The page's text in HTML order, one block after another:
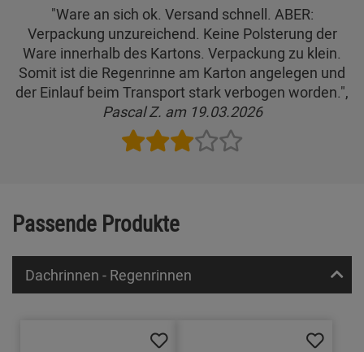
"Ware an sich ok. Versand schnell. ABER:
Verpackung unzureichend. Keine Polsterung der
Ware innerhalb des Kartons. Verpackung zu klein.
Somit ist die Regenrinne am Karton angelegen und
der Einlauf beim Transport stark verbogen worden.",
Pascal Z. am 19.03.2026
Passende Produkte
Dachrinnen - Regenrinnen